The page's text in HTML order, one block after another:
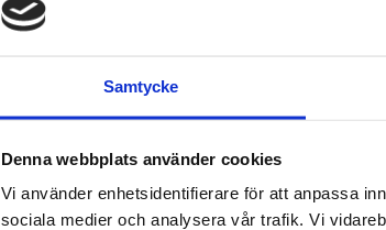
Samtycke
Denna webbplats använder cookies
Vi använder enhetsidentifierare för att anpassa
sociala medier och analysera vår trafik. Vi